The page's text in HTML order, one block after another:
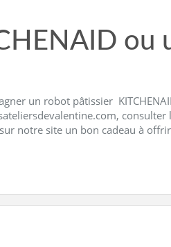
ou
un robot pâtissier
notre site un bon cadeau à